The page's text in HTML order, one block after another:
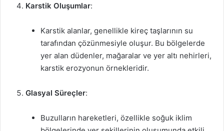
Karstik Oluşumlar:
Karstik alanlar, genellikle kireç taşlarının su
tarafından çözünmesiyle oluşur. Bu bölgelerde
yer alan düdenler, mağaralar ve yer altı nehirleri,
karstik erozyonun örnekleridir.
Glasyal Süreçler:
Buzulların hareketleri, özellikle soğuk iklim